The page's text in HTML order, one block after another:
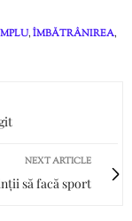
,ÎMBĂTRÂNIREA,
NEXT ARTICLE
să facă sport